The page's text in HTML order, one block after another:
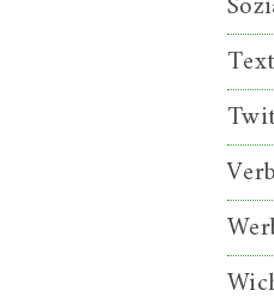
Text